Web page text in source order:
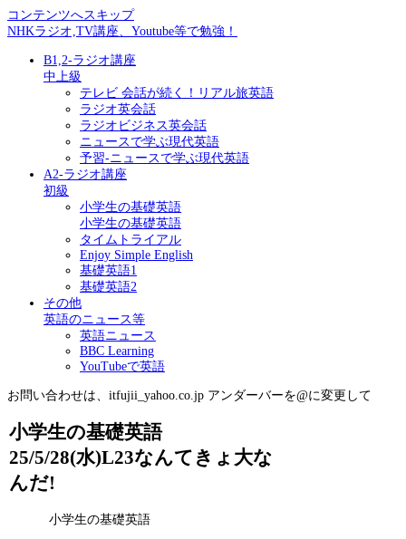
コンテンツへスキップ
NHKラジオ,TV講座、Youtube等で勉強！
B1,2-ラジオ講座
中上級
テレビ 会話が続く！リアル旅英語
ラジオ英会話
ラジオビジネス英会話
ニュースで学ぶ現代英語
予習-ニュースで学ぶ現代英語
A2-ラジオ講座
初級
小学生の基礎英語
小学生の基礎英語
タイムトライアル
Enjoy Simple English
基礎英語1
基礎英語2
その他
英語のニュース等
英語ニュース
BBC Learning
YouTubeで英語
お問い合わせは、itfujii_yahoo.co.jp アンダーバーを@に変更して
小学生の基礎英語
25/5/28(水)L23なんてきょ大な
んだ!
小学生の基礎英語